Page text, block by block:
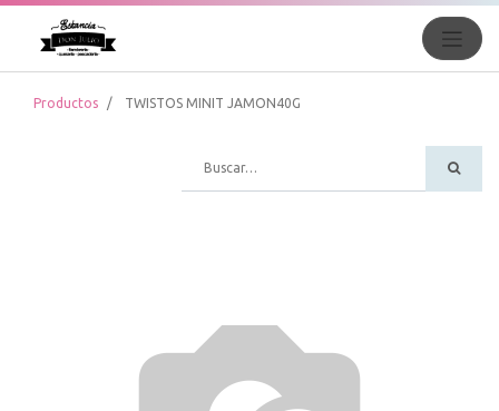
Productos TWISTOS MINIT JAMON40G